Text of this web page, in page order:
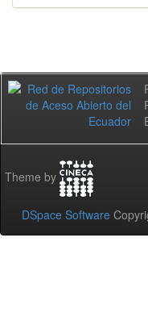
Theme by
DSpace Software